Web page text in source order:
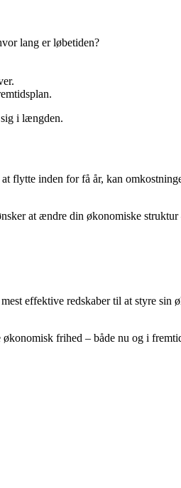
lang er løbetiden?
i længden.
inden for få år, kan
at ændre din økonomiske
effektive redskaber til at styre
frihed – både nu og i